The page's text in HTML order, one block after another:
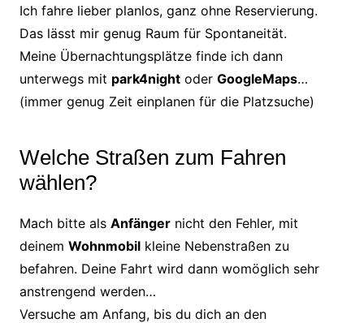
Ich fahre lieber planlos, ganz ohne Reservierung.
Das lässt mir genug Raum für Spontaneität.
Meine Übernachtungsplätze finde ich dann
unterwegs mit park4nightoder GoogleMaps…
(immer genug Zeit einplanen für die Platzsuche)
Welche Straßen zum Fahren
wählen?
Mach bitte als Anfängernicht den Fehler, mit
deinem Wohnmobilkleine Nebenstraßen zu
befahren. Deine Fahrt wird dann womöglich sehr
anstrengend werden…
Versuche am Anfang, bis du dich an den